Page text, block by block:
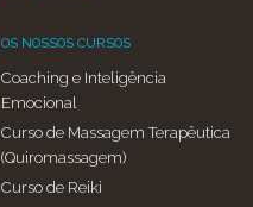
OS NOSSOS CURSOS
Coaching e Inteligência
Emocional
Curso de Massagem Terapêutica
(Quiromassagem)
Curso de Reiki